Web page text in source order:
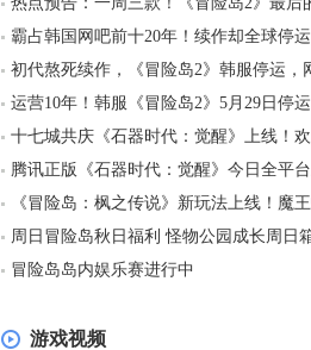
运营10年！韩服《冒险岛2》5月29日停运
冒险岛岛内娱乐赛进行中
游戏视频